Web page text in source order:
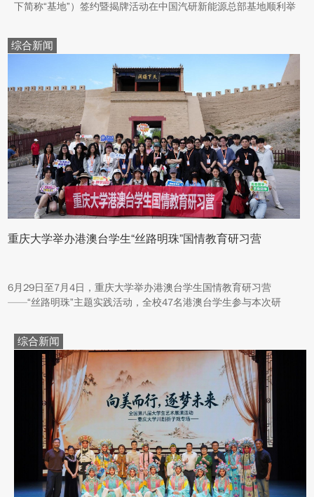
下简称“基地”）签约暨揭牌活动在中国汽研新能源总部基地顺利举
与交流处处长兼留学生事务管理中心主任阳春出席活动，双方相关
职能负责人、教师代表及来华留学生代表共同参与。
综合新闻
重庆大学举办港澳台学生“丝路明珠”国情教育研习营
6月29日至7月4日，重庆大学举办港澳台学生国情教育研习营
——“丝路明珠”主题实践活动，全校47名港澳台学生参与本次研
多地实地走访，深入了解国家在丝路文明传承、世界文化遗产保
护、西北地质生态治理等方面的建设成就与发展路径。
综合新闻